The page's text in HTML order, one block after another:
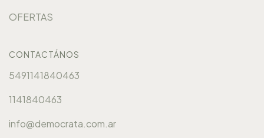
OFERTAS
CONTACTÁNOS
5491141840463
1141840463
info@democrata.com.ar